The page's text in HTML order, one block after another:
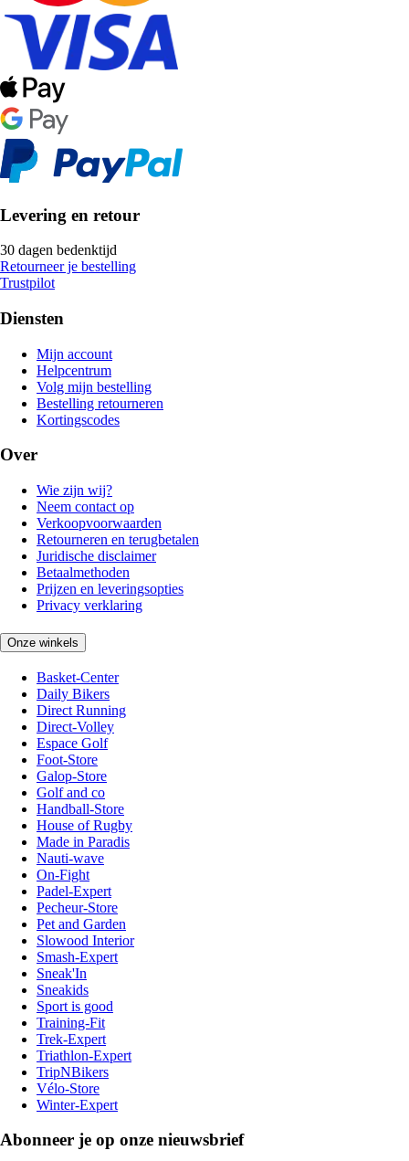
Levering en retour
30 dagen bedenktijd
Retourneer je bestelling
Trustpilot
Diensten
Mijn account
Helpcentrum
Volg mijn bestelling
Bestelling retourneren
Kortingscodes
Over
Wie zijn wij?
Neem contact op
Verkoopvoorwaarden
Retourneren en terugbetalen
Juridische disclaimer
Betaalmethoden
Prijzen en leveringsopties
Privacy verklaring
Onze winkels
Basket-Center
Daily Bikers
Direct Running
Direct-Volley
Espace Golf
Foot-Store
Galop-Store
Golf and co
Handball-Store
House of Rugby
Made in Paradis
Nauti-wave
On-Fight
Padel-Expert
Pecheur-Store
Pet and Garden
Slowood Interior
Smash-Expert
Sneak'In
Sneakids
Sport is good
Training-Fit
Trek-Expert
Triathlon-Expert
TripNBikers
Vélo-Store
Winter-Expert
Abonneer je op onze nieuwsbrief